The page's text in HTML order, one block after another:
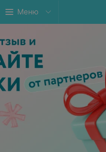
Меню